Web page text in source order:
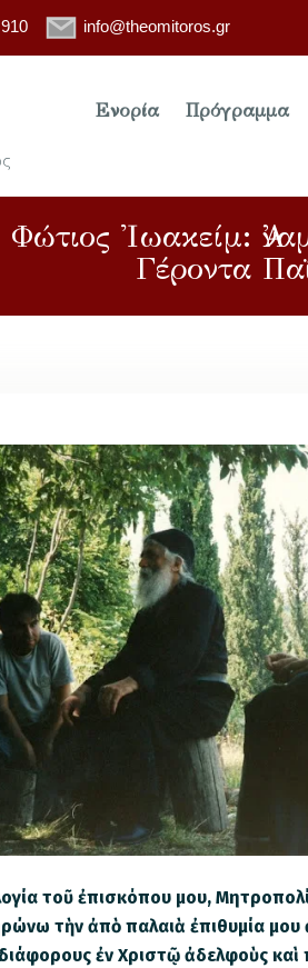
info@theomitoros.gr
Ενορία Πρόγραμμα
Φώτιος Ἰωακείμ:
Γέροντα
τοῦ ἐπισκόπου μου,
τὴν ἀπὸ παλαιὰ ἐπιθυμία μου
ἐν Χριστῷ ἀδελφοὺς καὶ